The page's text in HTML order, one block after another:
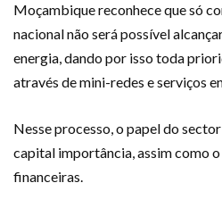
Moçambique reconhece que só
nacional não será possível
energia, dando por isso toda
através de mini-redes e serviços
Nesse processo, o papel do
capital importância, assim como
financeiras.